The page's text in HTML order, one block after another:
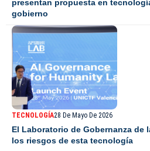
presentan propuesta en
gobierno
TECNOLOGÍA28 De Mayo De 2026
El Laboratorio de Gobernanza de
los riesgos de esta tecnología